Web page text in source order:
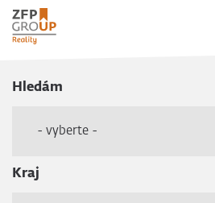
Hledám
- vyberte -
Kraj